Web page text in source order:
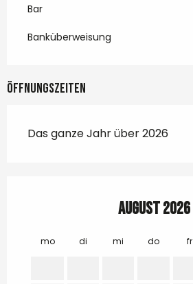
Bar
Banküberweisung
Öffnungszeiten
Das ganze Jahr über 2026
August 2026
mo di mi do fr